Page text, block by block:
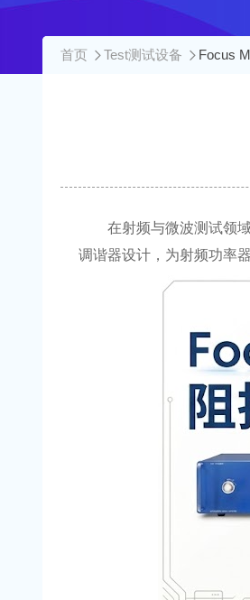
首页 Test测试设备 Focus
在射频与微波测试领域
调谐器设计，为射频功率